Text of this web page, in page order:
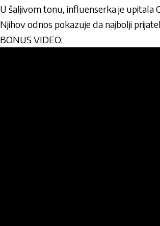
U šaljivom tonu, influenserka je upitala
Njihov odnos pokazuje da najbolji
BONUS VIDEO: